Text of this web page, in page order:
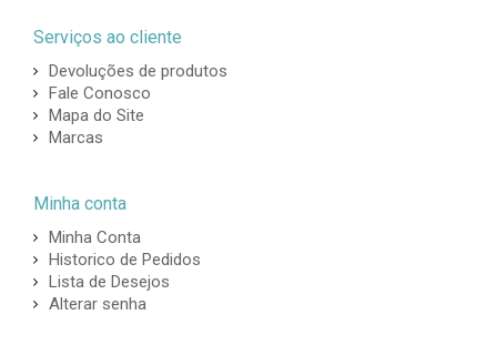
Serviços ao cliente
Devoluções de produtos
Fale Conosco
Mapa do Site
Marcas
Minha conta
Minha Conta
Historico de Pedidos
Lista de Desejos
Alterar senha